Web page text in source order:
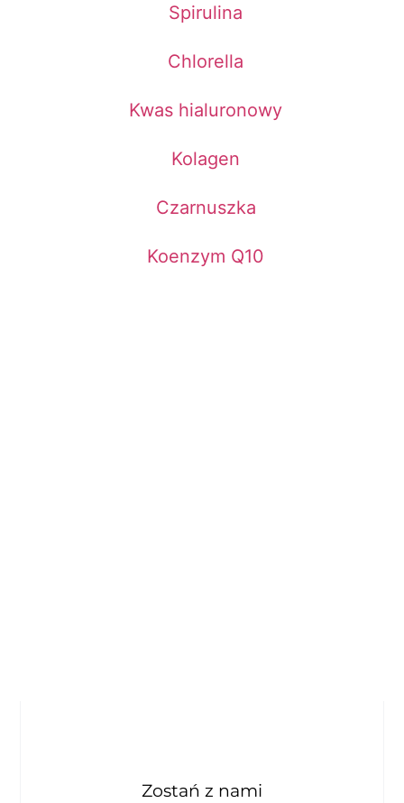
Spirulina
Chlorella
Kwas hialuronowy
Kolagen
Czarnuszka
Koenzym Q10
Zostań z nami